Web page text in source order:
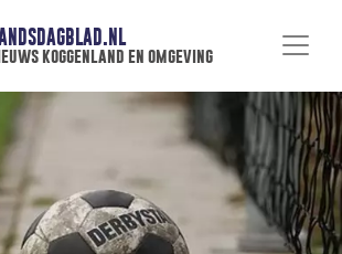
koggenland en omgeving